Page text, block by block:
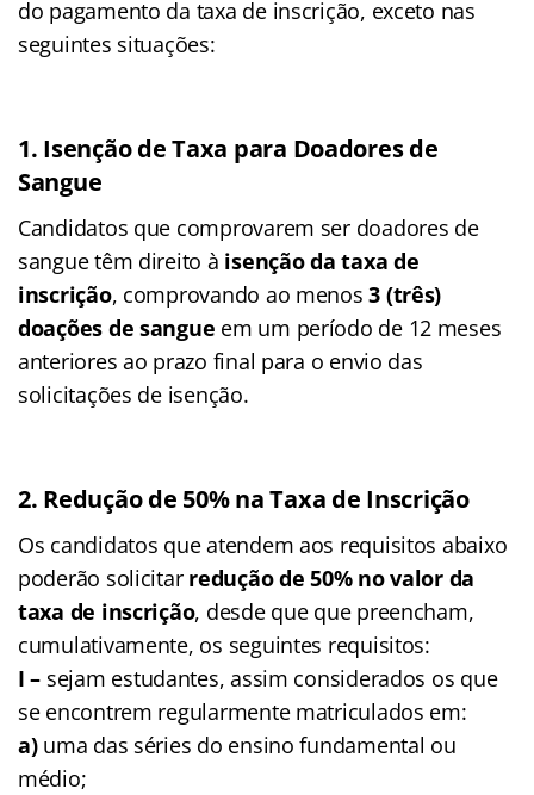
do pagamento da taxa de inscrição, exceto nas
seguintes situações:
1. Isenção de Taxa para Doadores de
Sangue
Candidatos que comprovarem ser doadores de
sangue têm direito à isenção da taxa de
inscrição, comprovando ao menos3 (três)
doações de sangue em um período de 12 meses
anteriores ao prazo final para o envio das
solicitações de isenção.
2. Redução de 50% na Taxa de Inscrição
Os candidatos que atendem aos requisitos abaixo
poderão solicitar redução de 50% no valor da
taxa de inscrição, desde que que preencham,
cumulativamente, os seguintes requisitos:
I – sejam estudantes, assim considerados os que
se encontrem regularmente matriculados em:
a)uma das séries do ensino fundamental ou
médio;